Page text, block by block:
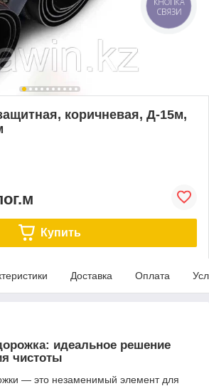
коричневая, Д-15м,
Купить
Доставка Оплата
идеальное решение
чистоты
— это незаменимый элемент для
КНОПКА
СВЯЗИ